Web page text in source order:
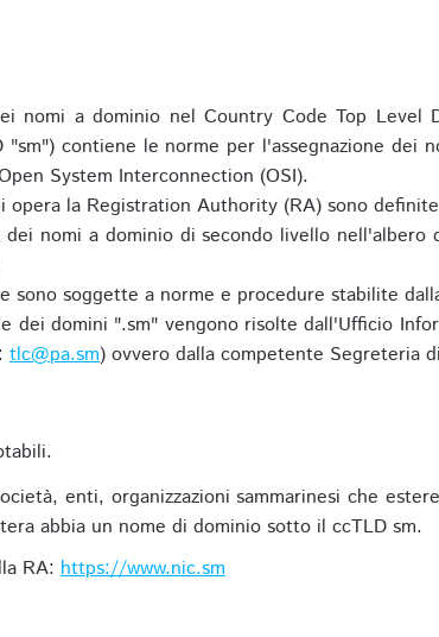
nomi a dominio nel Country Code Top Level
contiene le norme per l'assegnazione dei
System Interconnection (OSI).
la Registration Authority (RA) sono
nomi a dominio di secondo livello nell'albero
sono soggette a norme e procedure stabilite
dei domini ".sm" vengono risolte dall'Ufficio
tlc@pa.sm) ovvero dalla competente Segreteria
enti, organizzazioni sammarinesi che
abbia un nome di dominio sotto il ccTLD sm.
RA: https://www.nic.sm